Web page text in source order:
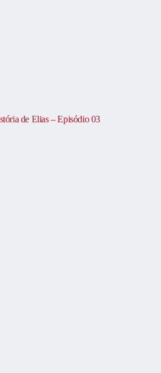
de Elias – Episódio 03